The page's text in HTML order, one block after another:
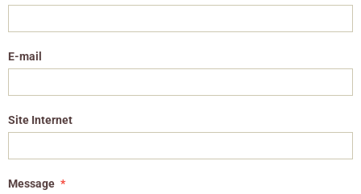
E-mail
Site Internet
Message